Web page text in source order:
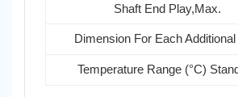
Shaft End Play,Max.
Dimension For Each
Temperature Range (°C)